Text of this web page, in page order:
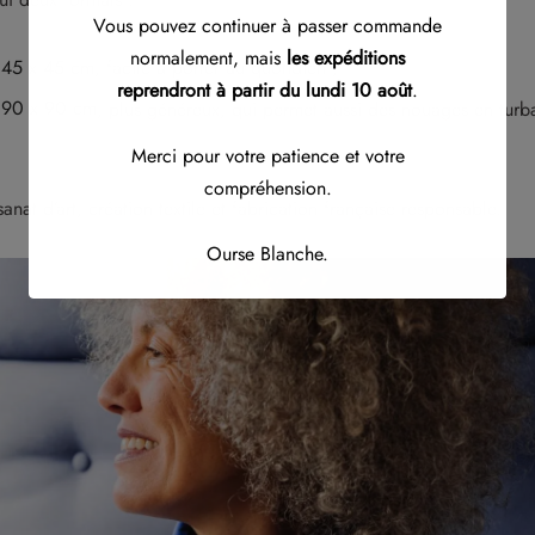
x 45 cm
, facile à porter au quotidien ;
x 90 cm
, plus généreux, qui permet aussi des nouages en
d’art, création textile et fabrication française responsable.
Vous pouvez continuer à passer commande
normalement, mais les expéditions
reprendront à partir du lundi 10 août.
Merci pour votre patience et votre
compréhension.
Ourse Blanche.
Ceci fermera dans 11 secondes